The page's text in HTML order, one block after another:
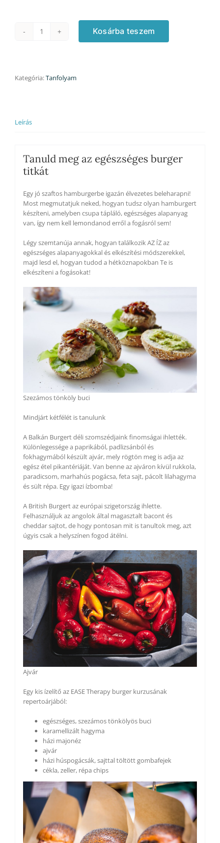
Burger
Ft/fő
mennyiség
Kosárba teszem
Kategória:Tanfolyam
Leírás
Tanuld meg az egészséges burger
titkát
Egy jó szaftos hamburgerbe igazán élvezetes beleharapni!
Most megmutatjuk neked, hogyan tudsz olyan hamburgert
készíteni, amelyben csupa tápláló, egészséges alapanyag
van, így nem kell lemondanod erről a fogásról sem!
Légy szemtanúja annak, hogyan találkozik AZ ÍZ az
egészséges alapanyagokkal és elkészítési módszerekkel,
majd lesd el, hogyan tudod a hétköznapokban Te is
elkészíteni a fogásokat!
Szezámos tönköly buci
Mindjárt kétfélét is tanulunk
A Balkán Burgert déli szomszédjaink finomságai ihlették.
Különlegessége a paprikából, padlizsánból és
fokhagymából készült ajvár, mely rögtön meg is adja az
egész étel pikantériáját. Van benne az ajváron kívül rukkola,
paradicsom, marhahús pogácsa, feta sajt, pácolt lilahagyma
és sült répa. Egy igazi ízbomba!
A British Burgert az európai szigetország ihlette.
Felhasználjuk az angolok által magasztalt bacont és
cheddar sajtot, de hogy pontosan mit is tanultok meg, azt
úgyis csak a helyszínen fogod átélni.
Ajvár
Egy kis ízelítő az EASE Therapy burger kurzusának
repertoárjából:
egészséges, szezámos tönkölyös buci
karamellizált hagyma
házi majonéz
ajvár
házi húspogácsák, sajttal töltött gombafejek
cékla, zeller, répa chips